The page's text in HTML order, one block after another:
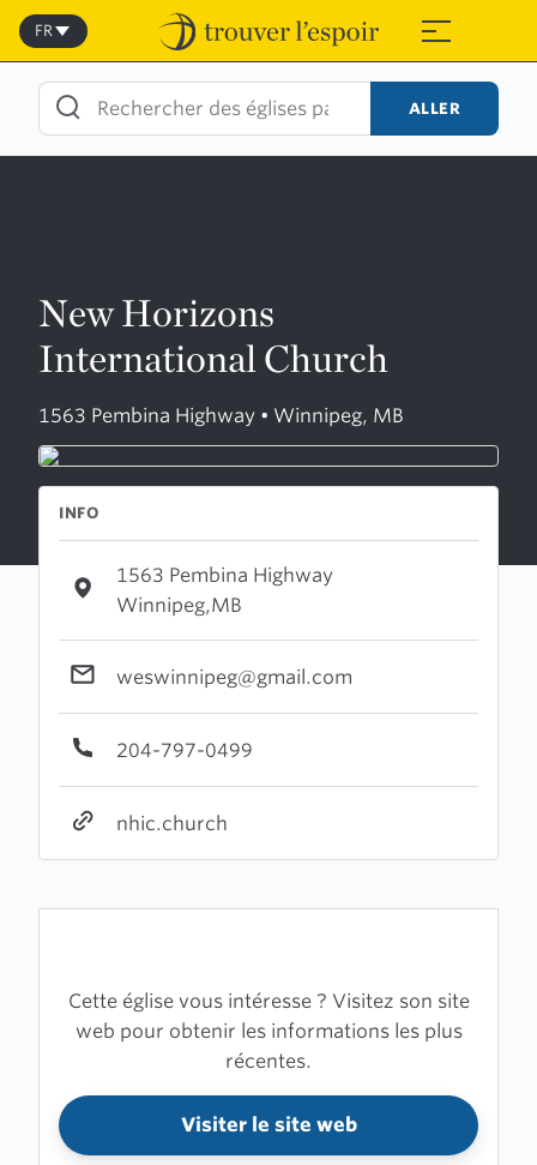
Skip
content
≡
FR
ALLER
New Horizons
International Church
1563 Pembina Highway • Winnipeg, MB
INFO
1563 Pembina Highway
Winnipeg,MB
weswinnipeg@gmail.com
204-797-0499
nhic.church
Cette église vous intéresse ? Visitez son site
web pour obtenir les informations les plus
récentes.
Visiter le site web